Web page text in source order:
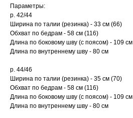
Параметры:
р. 42/44
Ширина по талии (резинка) - 33 см (66)
Обхват по бедрам - 58 см (116)
Длина по боковому шву (с поясом) - 109 см
Длина по внутреннему шву - 80 см
р. 44/46
Ширина по талии (резинка) - 35 см (70)
Обхват по бедрам - 58 см (116)
Длина по боковому шву (с поясом) - 109 см
Длина по внутреннему шву - 80 см